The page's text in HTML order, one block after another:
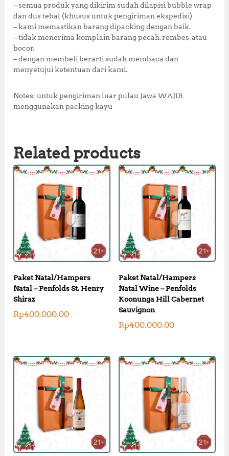
– semua produk yang dikirim sudah dilapisi bubble wrap
dan dus tebal (khusus untuk pengiriman ekspedisi)
– kami memastikan barang dipacking dengan baik.
– tidak menerima komplain barang pecah, rembes, atau
bocor.
– dengan membeli berarti sudah membaca dan
menyetujui ketentuan dari kami.
Notes: untuk pengiriman luar pulau Jawa WAJIB
menggunakan packing kayu
Related products
Paket Natal/Hampers
Natal – Penfolds St. Henry
Shiraz
Rp400,000.00
Paket Natal/Hampers
Natal Wine – Penfolds
Koonunga Hill Cabernet
Sauvignon
Rp400,000.00